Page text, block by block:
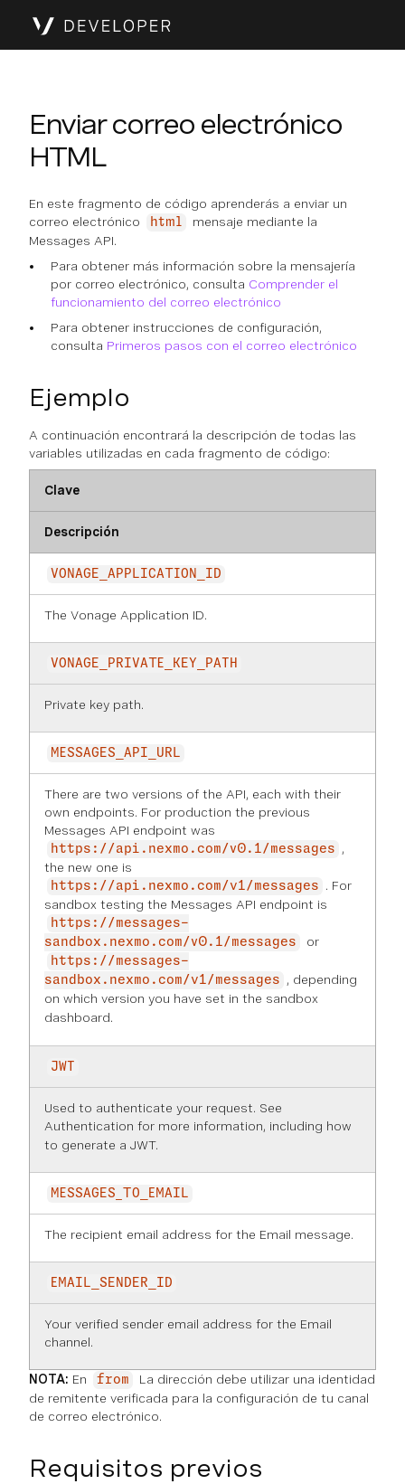
Enviar correo electrónico
HTML
En este fragmento de código aprenderás a enviar un
correo electrónico
html
mensaje mediante la
Messages API.
Para obtener más información sobre la mensajería
por correo electrónico, consulta Comprender el
funcionamiento del correo electrónico
Para obtener instrucciones de configuración,
consulta Primeros pasos con el correo electrónico
Ejemplo
A continuación encontrará la descripción de todas las
variables utilizadas en cada fragmento de código:
Clave
Descripción
VONAGE_APPLICATION_ID
The Vonage Application ID.
VONAGE_PRIVATE_KEY_PATH
Private key path.
MESSAGES_API_URL
There are two versions of the API, each with their
own endpoints. For production the previous
Messages API endpoint was
https://api.nexmo.com/v0.1/messages
,
the new one is
https://api.nexmo.com/v1/messages
. For
sandbox testing the Messages API endpoint is
https://messages-
sandbox.nexmo.com/v0.1/messages
or
https://messages-
sandbox.nexmo.com/v1/messages
, depending
on which version you have set in the sandbox
dashboard.
JWT
Used to authenticate your request. See
Authentication for more information, including how
to generate a JWT.
MESSAGES_TO_EMAIL
The recipient email address for the Email message.
EMAIL_SENDER_ID
Your verified sender email address for the Email
channel.
NOTA: En from
La dirección debe utilizar una identidad
de remitente verificada para la configuración de tu canal
de correo electrónico.
Requisitos previos